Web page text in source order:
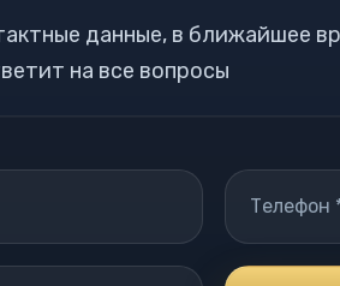
данные, в ближайшее
на все вопросы